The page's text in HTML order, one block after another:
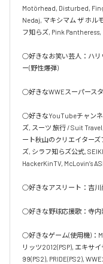
Motörhead, Disturbed,
Nedaj, マキシマム ザ ホル
フ知らズ, Pink Pantheress,
○好きなお笑い芸人：ハリ
ー(野性爆弾)
○好きなWWEスーパース
○好きなYouTubeチャンネ
ズ, スーツ 旅行 / Suit
ート秋山のクリエイター
ズ, シラフ知らズ公式,
HackerKinTV, McLovin’s
○好きなアスリート：吉川
○好きな野球応援歌：寺内
○好きなゲーム(使用機)：
リッツ2012(PSP), エキサ
99(PS2), PRIDE(PS2),